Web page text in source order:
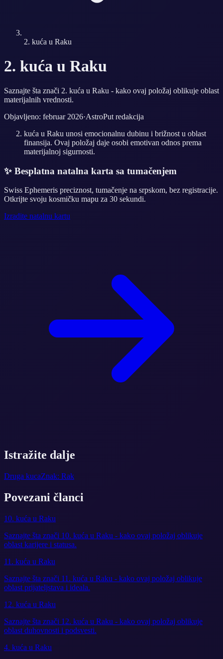
2. kuća u Raku
2. kuća u Raku
Saznajte šta znači 2. kuća u Raku - kako ovaj položaj oblikuje oblast
materijalnih vrednosti.
Objavljeno: februar 2026·AstroPut redakcija
kuća u Raku unosi emocionalnu dubinu i brižnost u oblast
finansija. Ovaj položaj daje osobi emotivan odnos prema
materijalnoj sigurnosti.
✨ Besplatna natalna karta sa tumačenjem
Swiss Ephemeris preciznost, tumačenje na srpskom, bez registracije.
Otkrijte svoju kosmičku mapu za 30 sekundi.
Izradite natalnu kartu
Istražite dalje
Druga kucaZnak: Rak
Povezani članci
10. kuća u Raku
Saznajte šta znači 10. kuća u Raku - kako ovaj položaj oblikuje
oblast karijere i statusa.
11. kuća u Raku
Saznajte šta znači 11. kuća u Raku - kako ovaj položaj oblikuje
oblast prijateljstava i ideala.
12. kuća u Raku
Saznajte šta znači 12. kuća u Raku - kako ovaj položaj oblikuje
oblast duhovnosti i podsvesti.
4. kuća u Raku